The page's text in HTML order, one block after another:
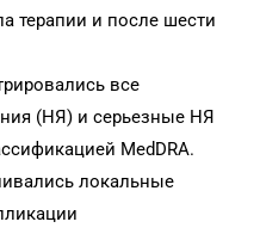
терапии и после шести
все
(НЯ) и серьезные НЯ
MedDRA.
локальные